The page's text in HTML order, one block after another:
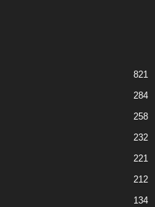
821
284
258
232
221
212
134